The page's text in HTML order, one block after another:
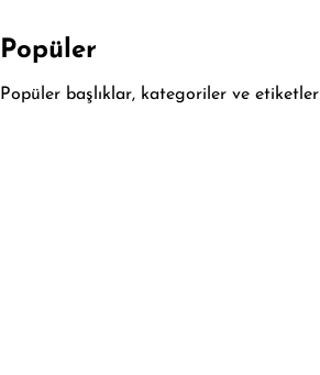
Popüler
Popüler başlıklar, kategoriler ve etiketler